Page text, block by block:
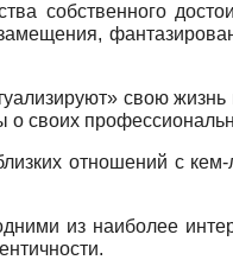
собственного
свою
о своих
отношений с
из наиболее